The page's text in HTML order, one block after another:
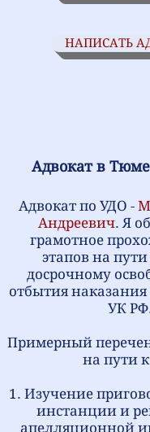
НАПИСАТЬ
Адвокат в
Адвокат по УДО -
Андреевич. Я
грамотное
этапов на
досрочному
отбытия наказания
УК
Примерный
на пути
1. Изучение
инстанции и
апелляционной